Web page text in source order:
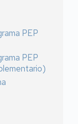
PEP
PEP